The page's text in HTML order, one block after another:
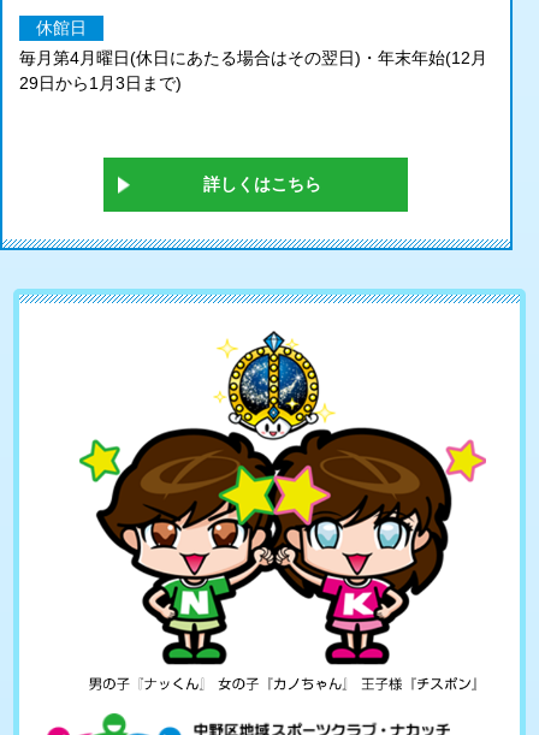
休館日
毎月第4月曜日(休日にあたる場合はその翌日)・年末年始(12月
29日から1月3日まで)
詳しくはこちら